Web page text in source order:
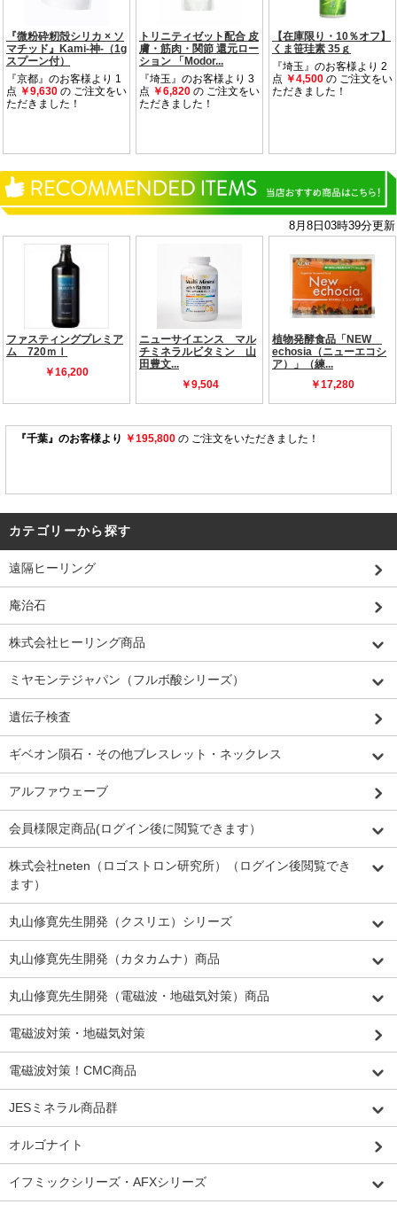
カテゴリーから探す
遠隔ヒーリング
庵治石
株式会社ヒーリング商品
ミヤモンテジャパン（フルボ酸シリーズ）
遺伝子検査
ギベオン隕石・その他ブレスレット・ネックレス
アルファウェーブ
会員様限定商品(ログイン後に閲覧できます）
株式会社neten（ロゴストロン研究所）（ログイン後閲覧でき
ます）
丸山修寛先生開発（クスリエ）シリーズ
丸山修寛先生開発（カタカムナ）商品
丸山修寛先生開発（電磁波・地磁気対策）商品
電磁波対策・地磁気対策
電磁波対策！CMC商品
JESミネラル商品群
オルゴナイト
イフミックシリーズ・AFXシリーズ